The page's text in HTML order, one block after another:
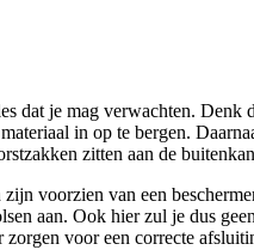
dat je mag verwachten.
in op te bergen.
zitten aan de
voorzien van een
aan. Ook hier zul je dus
voor een correcte